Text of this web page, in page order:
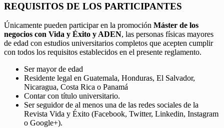
REQUISITOS DE LOS PARTICIPANTES
Únicamente pueden participar en la promoción Máster de los
negocios con Vida y Éxito y ADEN, las personas físicas mayores
de edad con estudios universitarios completos que acepten cumplir
con todos los requisitos establecidos en el presente reglamento.
Ser mayor de edad
Residente legal en Guatemala, Honduras, El Salvador,
Nicaragua, Costa Rica o Panamá
Contar con título universitario.
Ser seguidor de al menos una de las redes sociales de la
Revista Vida y Éxito (Facebook, Twitter, Linkedin, Instagram
o Google+).